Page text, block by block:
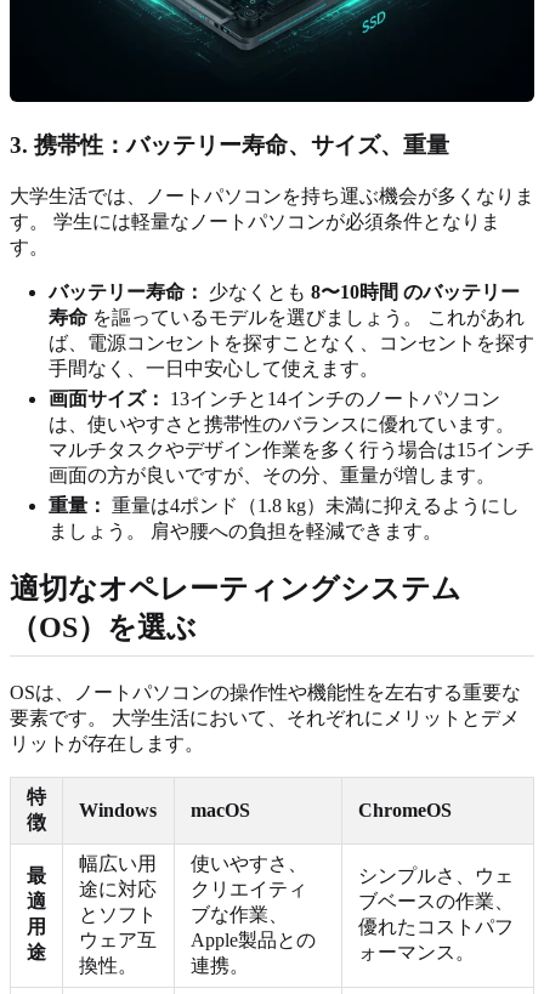
3. 携帯性：バッテリー寿命、サイズ、重量
大学生活では、ノートパソコンを持ち運ぶ機会が多くなりま
す。 学生には軽量なノートパソコンが必須条件となりま
す。
バッテリー寿命： 少なくとも 8〜10時間 のバッテリー
寿命 を謳っているモデルを選びましょう。 これがあれ
ば、電源コンセントを探すことなく、コンセントを探す
手間なく、一日中安心して使えます。
画面サイズ：
13インチと14インチのノートパソコン
は、使いやすさと携帯性のバランスに優れています。
マルチタスクやデザイン作業を多く行う場合は15インチ
画面の方が良いですが、その分、重量が増します。
重量： 重量は4ポンド（1.8 kg）未満に抑えるようにし
ましょう。 肩や腰への負担を軽減できます。
適切なオペレーティングシステム
（OS）を選ぶ
OSは、ノートパソコンの操作性や機能性を左右する重要な
要素です。 大学生活において、それぞれにメリットとデメ
リットが存在します。
特
徴
Windows macOS ChromeOS
最
適
用
途
幅広い用
途に対応
とソフト
ウェア互
換性。
使いやすさ、
クリエイティ
ブな作業、
Apple製品との
連携。
シンプルさ、ウェ
ブベースの作業、
優れたコストパフ
ォーマンス。